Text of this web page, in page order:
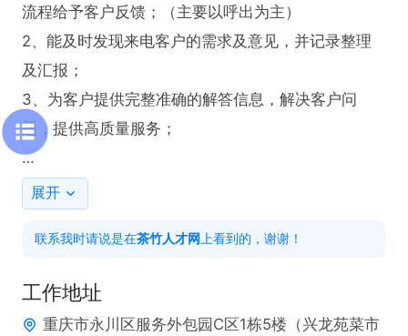
流程给予客户反馈；（主要以呼出为主）
2、能及时发现来电客户的需求及意见，并记录整理
及汇报；
3、为客户提供完整准确的解答信息，解决客户问
题，提供高质量服务；
任职要求：
2、工作态度积极、主动、乐观，良好的职业道德，
3、良好的业务能力、学习能力；
展开
联系我时请说是在茶竹人才网 上看到的，谢谢！
工作地址
重庆市永川区服务外包园C区1栋5楼（兴龙苑菜市